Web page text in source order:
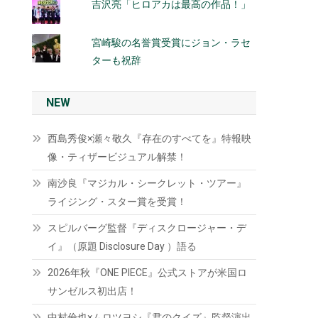
吉沢亮「ヒロアカは最高の作品！」
宮崎駿の名誉賞受賞にジョン・ラセ
ターも祝辞
NEW
西島秀俊×瀬々敬久『存在のすべてを』特報映
像・ティザービジュアル解禁！
南沙良『マジカル・シークレット・ツアー』
ライジング・スター賞を受賞！
スピルバーグ監督『ディスクロージャー・デ
イ』（原題 Disclosure Day ）語る
2026年秋『ONE PIECE』公式ストアが米国ロ
サンゼルス初出店！